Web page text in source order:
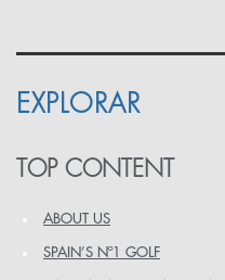
EXPLORAR
TOP CONTENT
ABOUT US
SPAIN’S Nº1 GOLF